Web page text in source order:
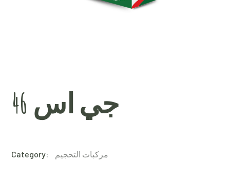
جي اس 46
Category: مركبات التحجيم